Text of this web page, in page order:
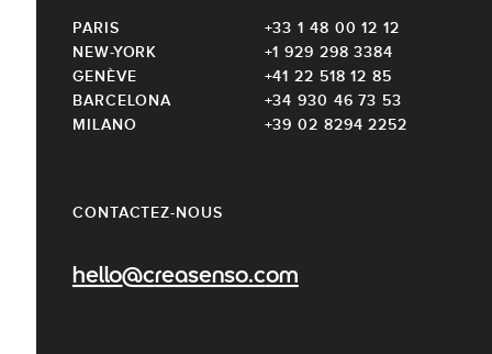
CONTACTEZ-NOUS
hello@creasenso.com
PARIS
+33 1 48 00 12 12
NEW-YORK
+1 929 298 3384
GENÈVE
+41 22 518 12 85
BARCELONA
+34 930 46 73 53
MILANO
+39 02 8294 2252